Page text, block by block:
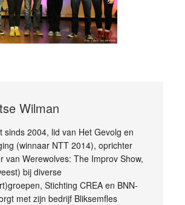
Wilman
sinds 2004, lid van Het Gevolg en
(winnaar NTT 2014), oprichter
van Werewolves: The Improv Show,
bij diverse
Stichting CREA en BNN-
met zijn bedrijf Bliksemfles